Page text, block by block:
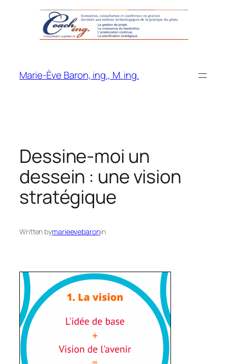
contenu
Marie-Ève Baron, ing., M. ing.
Dessine-moi un
dessein : une vision
stratégique
Written bymarieevebaronin